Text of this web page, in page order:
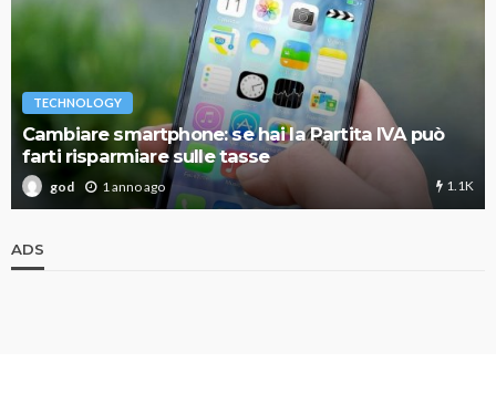
TECHNOLOGY
Cambiare smartphone: se hai la Partita IVA può
farti risparmiare sulle tasse
god 1 anno ago 1.1K
ADS